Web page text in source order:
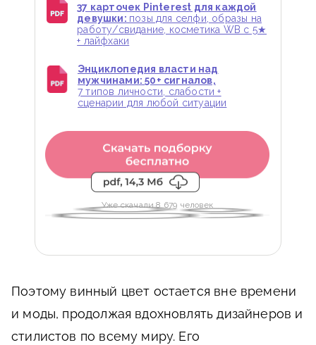
Уже скачали 8 679 человек
37 карточек Pinterest для каждой
девушки: позы для селфи, образы на
работу/свидание, косметика WB с 5★
+ лайфхаки
Энциклопедия власти над
мужчинами: 50+ сигналов,
7 типов личности, слабости +
сценарии для любой ситуации
Поэтому винный цвет остается вне времени
и моды, продолжая вдохновлять дизайнеров и
стилистов по всему миру. Его